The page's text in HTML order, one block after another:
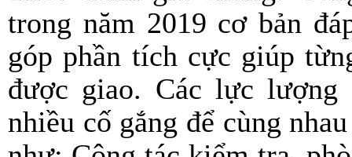
trong năm 2019 cơ bản
góp phần tích cực giúp
được giao. Các lực
nhiều cố gắng để cùng